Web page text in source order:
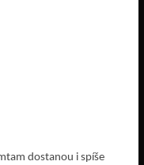
dostanou i spíše